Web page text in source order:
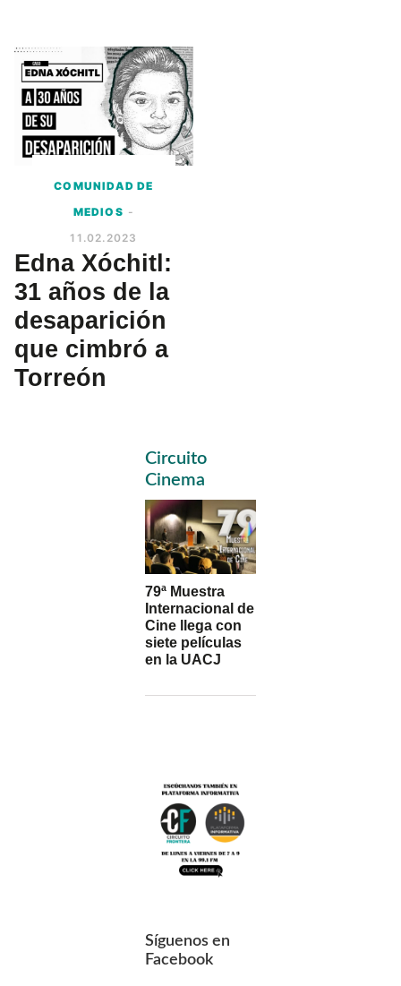
COMUNIDAD DE
MEDIOS -
11.02.2023
Edna Xóchitl:
31 años de la
desaparición
que cimbró a
Torreón
Primary
Sidebar
Circuito
Cinema
79ª Muestra
Internacional de
Cine llega con
siete películas
en la UACJ
Síguenos en
Facebook